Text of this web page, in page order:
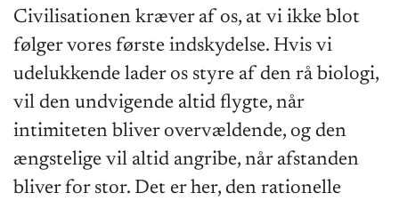
Civilisationen kræver af os, at vi ikke blot
følger vores første indskydelse. Hvis vi
udelukkende lader os styre af den rå biologi,
vil den undvigende altid flygte, når
intimiteten bliver overvældende, og den
ængstelige vil altid angribe, når afstanden
bliver for stor. Det er her, den rationelle